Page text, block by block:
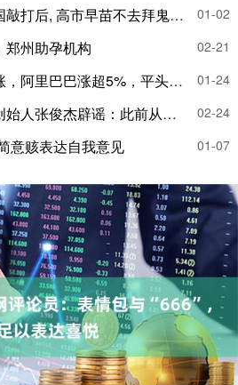
苗不去拜鬼去酒吧? 小心被日本右翼骗了
01-02
郑州助孕机构
02-21
立上市！港股互联网ETF（513770）低位揽金，逾14亿巨资进场
01-24
有过婚姻，也从未发生“茶叶富商残疾女儿”的任何故事
02-24
意赅表达自我意见 01-07